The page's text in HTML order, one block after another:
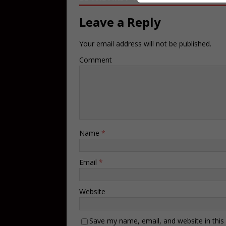
Leave a Reply
Your email address will not be published.
Comment
Name *
Email *
Website
Save my name, email, and website in